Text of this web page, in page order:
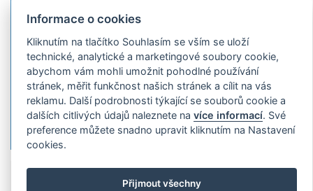
začít prodávat nebo jen nakupovat.
Hledej-hosting.cz - webhosting, VPS
hosting
Přehled webhostingových, multihosting a VPS
hosting programů s možností jejich
pokročilého vyhledávání a porovnávání.
Najděte si jednoduše vhodný hosting.
Reklama Podmínky používání
Informace o cookies
Kliknutím na tlačítko Souhlasím se vším se uloží
technické, analytické a marketingové soubory cookie,
abychom vám mohli umožnit pohodlné používání
stránek, měřit funkčnost našich stránek a cílit na vás
reklamu. Další podrobnosti týkající se souborů cookie a
dalších citlivých údajů naleznete navíce informací. Své
preference můžete snadno upravit kliknutím na Nastavení
cookies.
Přijmout všechny